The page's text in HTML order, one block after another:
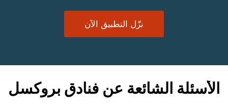
نزّل التطبيق الآن
الأسئلة الشائعة عن فنادق بروكسل